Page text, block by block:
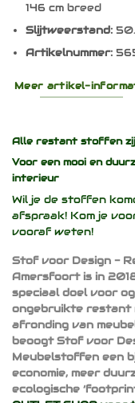
146 cm breed
Slijtweerstand:
Artikelnummer:
Meer artikel-
Alle restant stoffen
Voor een mooi en
interieur
Wil je de stoffen
afspraak! Kom je
vooraf weten!
Stof voor Design -
Amersfoort is in
speciaal doel voor
ongebruikte restant
afronding van
beoogt Stof voor
Meubelstoffen een
economie, meer
ecologische